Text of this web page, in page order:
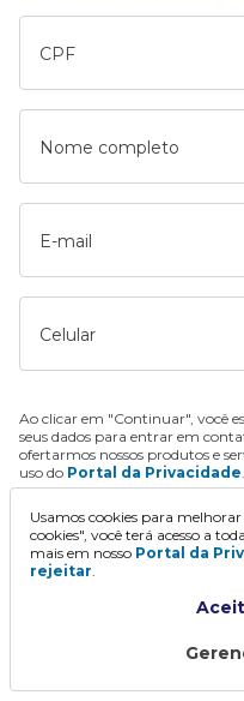
CPF
Nome completo
E-mail
Celular
Ao clicar em "Continuar", você
seus dados para entrar em
ofertarmos nossos produtos e
uso do Portal da Privacidade.
Usamos cookies para
cookies", você terá acesso a
mais em nosso Portal da
rejeitar.